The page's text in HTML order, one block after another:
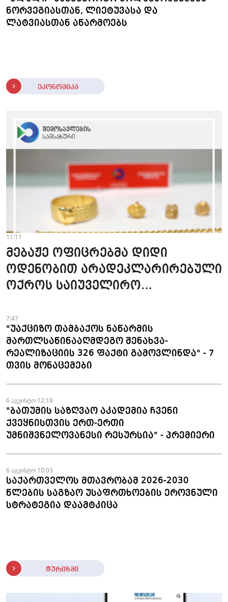
ნორვეგიასთან, ლიეტუვასა და
ლატვიასთან აწარმოებს
ეკონომიკა
11:11
მებაჟე ოფიცრებმა დიდი
ოდენობით არადეკლარირებული
ოქროს საიუველირო
ფაქტები აღკვეთეს
7:47
"უაქციზო თამბაქოს ნაწარმის
მართლსაწინააღმდეგო შენახვა-
რეალიზაციის 326 ფაქტი გამოვლინდა" - 7
თვის მონაცემები
6 აგვისტო 12:18
"ბათუმის საზღვაო აკადემია ჩვენი
ქვეყნისთვის ერთ-ერთი
უმნიშვნელოვანესი რესურსია" - პრემიერი
6 აგვისტო 10:03
საქართველოს მთავრობამ 2026-2030
წლების საგზაო უსაფრთხოების ეროვნული
სტრატეგია დაამტკიცა
ტურიზმი